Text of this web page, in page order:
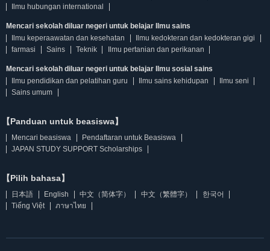
Ilmu hubungan international
Mencari sekolah diluar negeri untuk belajar Ilmu sains
Ilmu keperaawatan dan kesehatan
Ilmu kedokteran dan kedokteran gigi
farmasi
Sains Teknik Ilmu pertanian dan perikanan
Mencari sekolah diluar negeri untuk belajar Ilmu sosial sains
Ilmu pendidikan dan pelatihan guru
Ilmu sains kehidupan
Ilmu seni
Sains umum
【Panduan untuk beasiswa】
Mencari beasiswa
Pendaftaran untuk Beasiswa
JAPAN STUDY SUPPORT Scholarships
【Pilih bahasa】
日本語 English 中文（简体字） 中文（繁體字）
한국어
Tiếng Việt
ภาษาไทย